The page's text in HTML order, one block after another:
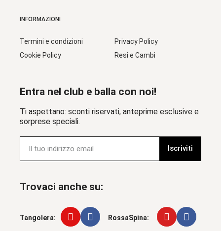
INFORMAZIONI
Termini e condizioni
Cookie Policy
Privacy Policy
Resi e Cambi
Entra nel club e balla con noi!
Ti aspettano: sconti riservati, anteprime esclusive e
sorprese speciali.
Iscriviti
Trovaci anche su:
Tangolera: RossaSpina: